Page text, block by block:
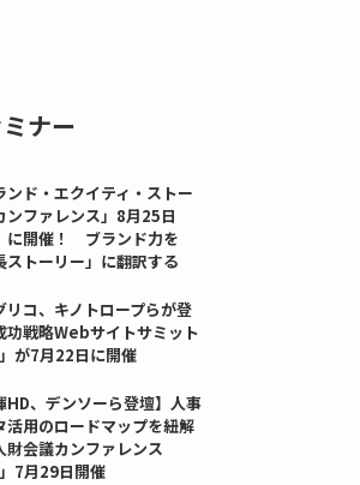
ナー
ンド・エクイティ・ストー
ンファレンス」8月25日
に開催！ ブランド力を
ストーリー」に翻訳する
リコ、キノトロープらが登
功戦略Webサイトサミット
が7月22日に開催
HD、デンソーら登壇】人事
活用のロードマップを紐解
財会議カンファレンス
7月29日開催